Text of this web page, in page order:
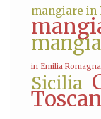
mangiare in
in Emilia Romagna
Sicilia